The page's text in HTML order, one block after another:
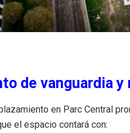
de vanguardia
en Parc Central
el espacio contará con: